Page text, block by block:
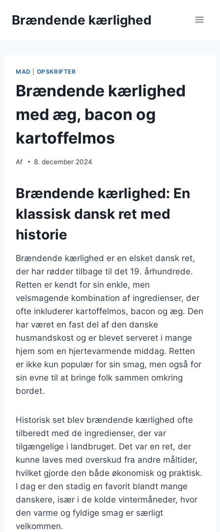
Brændende kærlighed
MAD OPSKRIFTER
Brændende kærlighed
med æg, bacon og
kartoffelmos
Af 8. december 2024
Brændende kærlighed: En
klassisk dansk ret med
historie
Brændende kærlighed er en elsket dansk ret,
der har rødder tilbage til det 19. århundrede.
Retten er kendt for sin enkle, men
velsmagende kombination af ingredienser, der
ofte inkluderer kartoffelmos, bacon og æg. Den
har været en fast del af den danske
husmandskost og er blevet serveret i mange
hjem som en hjertevarmende middag. Retten
er ikke kun populær for sin smag, men også for
sin evne til at bringe folk sammen omkring
bordet.
Historisk set blev brændende kærlighed ofte
tilberedt med de ingredienser, der var
tilgængelige i landbruget. Det var en ret, der
kunne laves med overskud fra andre måltider,
hvilket gjorde den både økonomisk og praktisk.
I dag er den stadig en favorit blandt mange
danskere, især i de kolde vintermåneder, hvor
den varme og fyldige smag er særligt
velkommen.